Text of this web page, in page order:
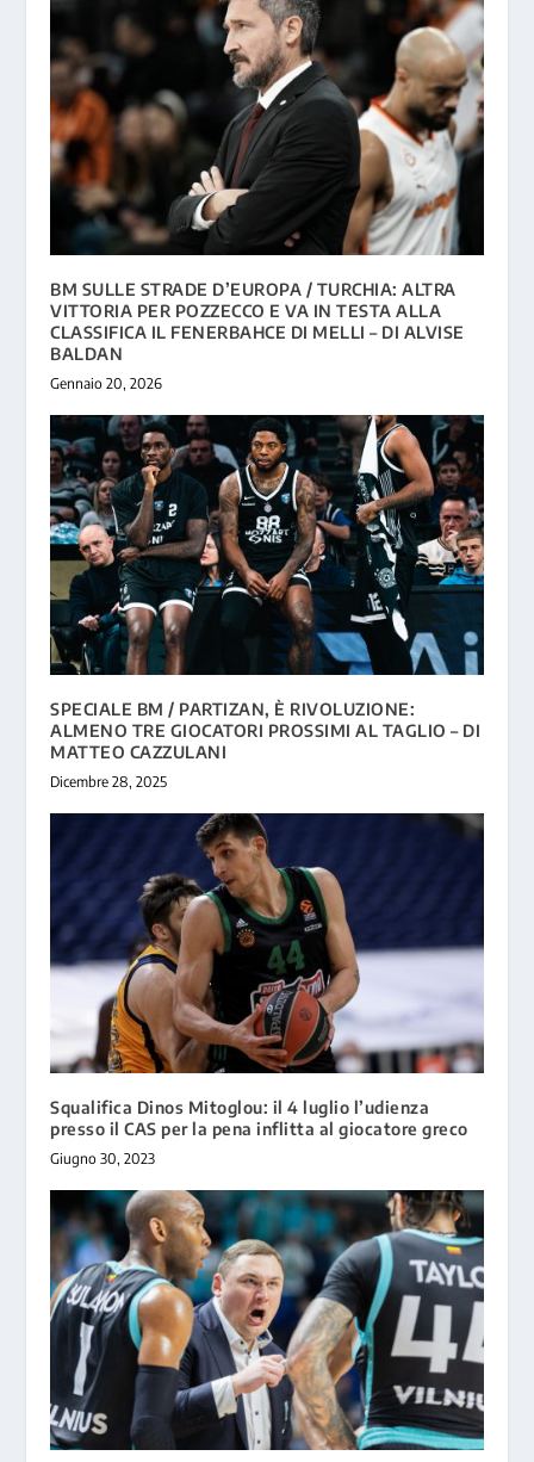
BM SULLE STRADE D’EUROPA / TURCHIA: ALTRA
VITTORIA PER POZZECCO E VA IN TESTA ALLA
CLASSIFICA IL FENERBAHCE DI MELLI – DI ALVISE
BALDAN
Gennaio 20, 2026
SPECIALE BM / PARTIZAN, È RIVOLUZIONE:
ALMENO TRE GIOCATORI PROSSIMI AL TAGLIO – DI
MATTEO CAZZULANI
Dicembre 28, 2025
Squalifica Dinos Mitoglou: il 4 luglio l’udienza
presso il CAS per la pena inflitta al giocatore greco
Giugno 30, 2023